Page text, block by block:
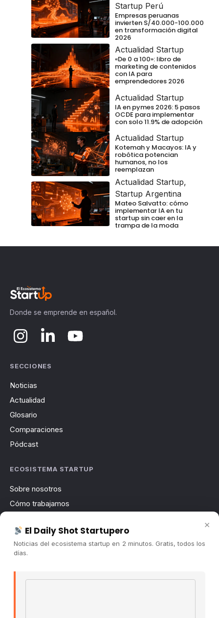
Startup Perú
Empresas peruanas
invierten S/40.000-100.000
en transformación digital
2026
Actualidad Startup
«De 0 a 100»: libro de
marketing de contenidos
con IA para
emprendedores 2026
Actualidad Startup
IA en pymes 2026: 5 pasos
OCDE para implementar
con solo 11.9% de adopción
Actualidad Startup
Kotemah y Macayos: IA y
robótica potencian
humanos, no los
reemplazan
Actualidad Startup,
Startup Argentina
Mateo Salvatto: cómo
implementar IA en tu
startup sin caer en la
trampa de la moda
Donde se emprende en español.
SECCIONES
Noticias
Actualidad
Glosario
Comparaciones
Pódcast
ECOSISTEMA STARTUP
Sobre nosotros
Cómo trabajamos
Contacto
Publicidad
×
El Daily Shot Startupero
Noticias del ecosistema startup en 2 minutos. Gratis, todos los
días.